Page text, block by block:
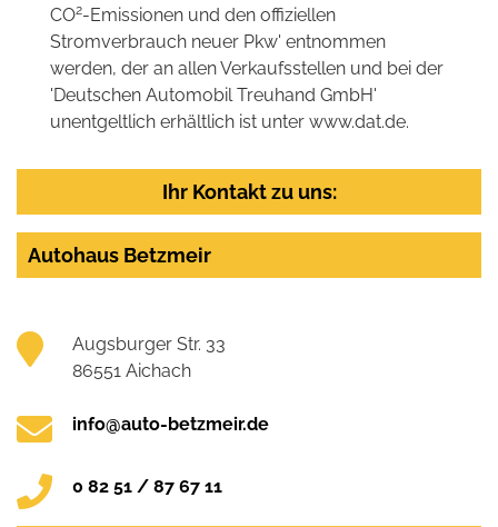
CO2-Emissionen und den offiziellen
Stromverbrauch neuer Pkw' entnommen
werden, der an allen Verkaufsstellen und bei der
'Deutschen Automobil Treuhand GmbH'
unentgeltlich erhältlich ist unter www.dat.de.
Ihr Kontakt zu uns:
Autohaus Betzmeir
Augsburger Str. 33
86551 Aichach
info@auto-betzmeir.de
0 82 51 / 87 67 11